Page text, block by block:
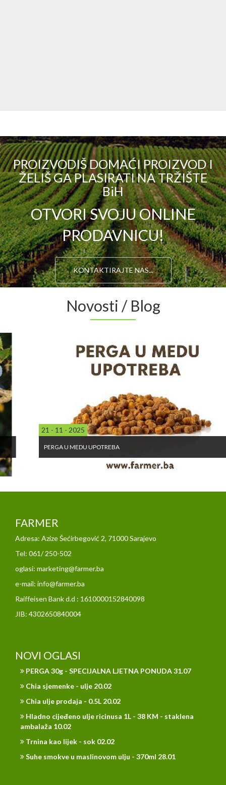
PROIZVODIŠ DOMAĆI PROIZVOD I
ŽELIŠ GA PLASIRATI NA TRŽIŠTE
BiH
OTVORI SVOJU ONLINE
PRODAVNICU!
KONTAKTIRAJTE NAS...
Novosti / Blog
21 - 11 - 2025
PERGA U MEDU UPOTREBA
FARMER
Adresa: Azize Šećirbegović 2, 71000 Sarajevo
Tel: 061/ 250-502
oglasi: marketing@farmer.ba
e-mail: info@farmer.ba
Raiffeisen Bank d.d : 1610000152840098
JIB: 4302650840004
NOVI OGLASI
PERGA 30g - SPECIJALNA LJETNA PONUDA 31.07
Chia sjemenke - ulje 20.02
Chia ulje prodaja - 0.5L 20.02
Hladno cijeđeno ulje ricinusa 1L - 38 KM - staklena
ambalaža 10.02
Trnina kao lijek - sok 02.02
Suhe smokve u maslinovom ulju - 370ml 28.01